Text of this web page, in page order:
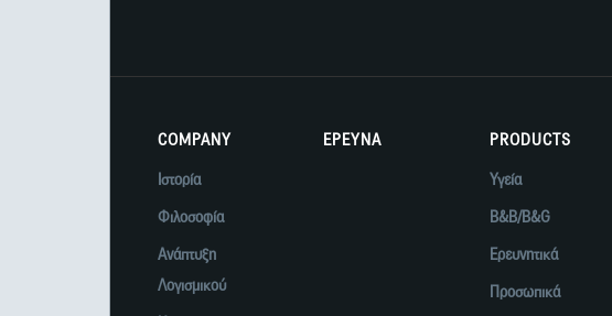
COMPANY
Ιστορία
Φιλοσοφία
Ανάπτυξη
Λογισμικού
ΕΡΕΥΝΑ PRODUCTS
Υγεία
B&B/B&G
Ερευνητικά
Προσωπικά